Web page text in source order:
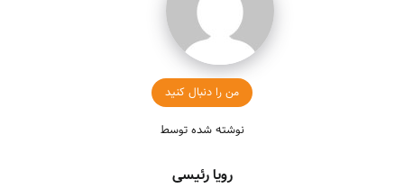
من را دنبال کنید
نوشته شده توسط
رویا رئیسی